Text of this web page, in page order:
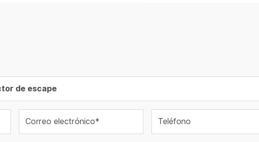
Correo electrónico* Teléfono